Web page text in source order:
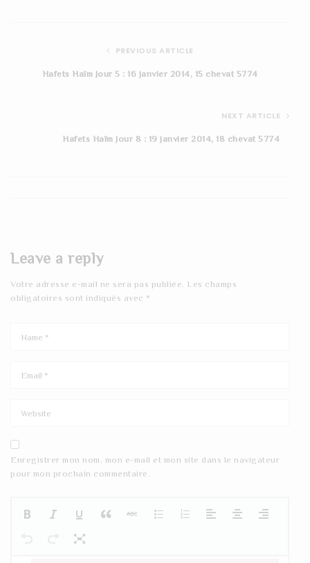
PREVIOUS ARTICLE
Hafets Haïm Jour 5 : 16 janvier 2014, 15 chevat 5774
NEXT ARTICLE
Hafets Haïm Jour 8 : 19 janvier 2014, 18 chevat 5774
Leave a reply
Votre adresse e-mail ne sera pas publiée. Les champs
obligatoires sont indiqués avec *
Enregistrer mon nom, mon e-mail et mon site dans le navigateur
pour mon prochain commentaire.